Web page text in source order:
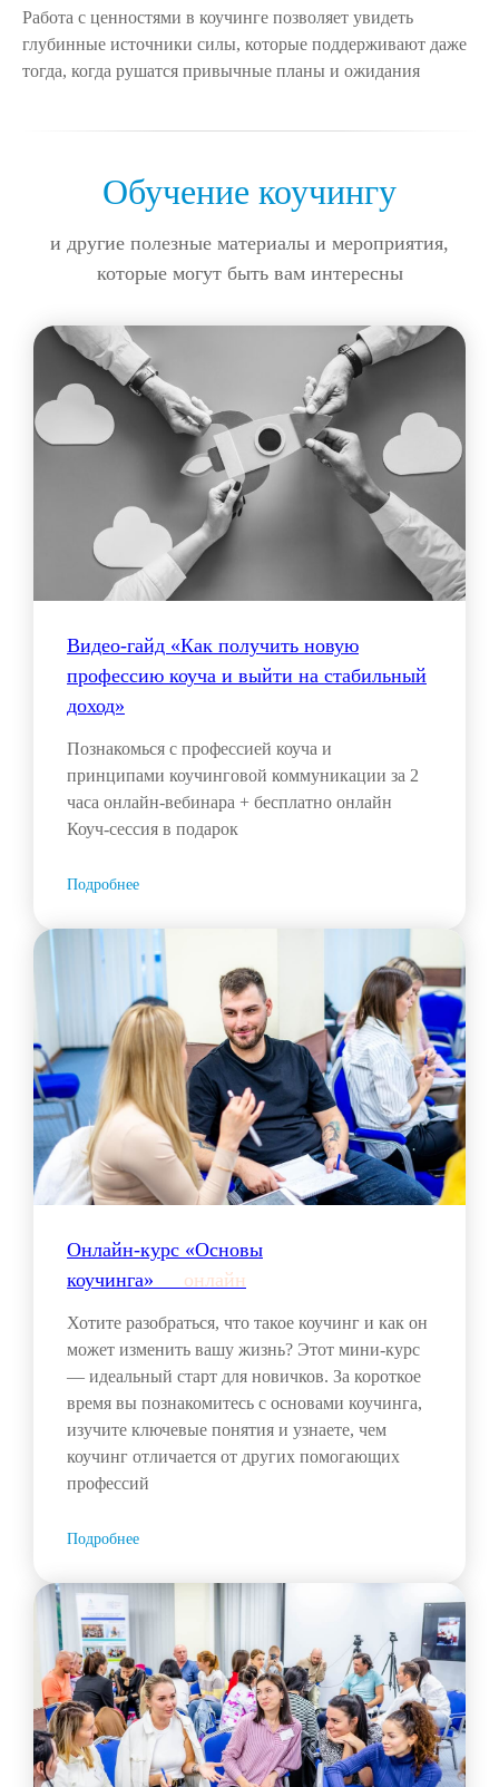
Работа с ценностями в коучинге позволяет увидеть
глубинные источники силы, которые поддерживают даже
тогда, когда рушатся привычные планы и ожидания
Обучение коучингу
и другие полезные материалы и мероприятия,
которые могут быть вам интересны
Видео-гайд «Как получить новую
профессию коуча и выйти на стабильный
доход»
Познакомься с профессией коуча и
принципами коучинговой коммуникации за 2
часа онлайн-вебинара + бесплатно онлайн
Коуч-сессия в подарок
Подробнее
Онлайн-курс «Основы
коучинга»___ онлайн
Хотите разобраться, что такое коучинг и как он
может изменить вашу жизнь? Этот мини-курс
— идеальный старт для новичков. За короткое
время вы познакомитесь с основами коучинга,
изучите ключевые понятия и узнаете, чем
коучинг отличается от других помогающих
профессий
Подробнее